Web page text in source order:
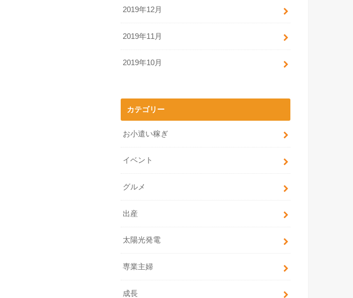
2019年12月
2019年11月
2019年10月
カテゴリー
お小遣い稼ぎ
イベント
グルメ
出産
太陽光発電
専業主婦
成長